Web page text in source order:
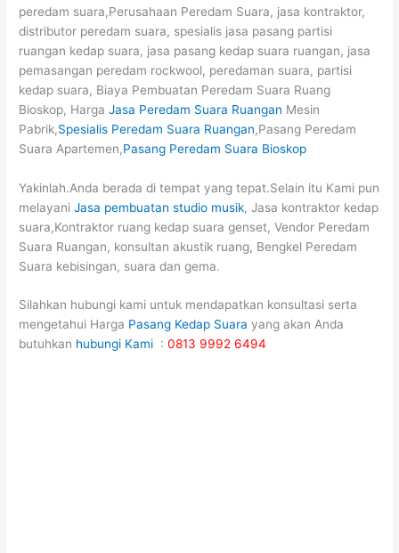
peredam suara,Perusahaan Peredam Suara, jasa kontraktor,
distributor peredam suara, spesialis jasa pasang partisi
ruangan kedap suara, jasa pasang kedap suara ruangan, jasa
pemasangan peredam rockwool, peredaman suara, partisi
kedap suara, Biaya Pembuatan Peredam Suara Ruang
Bioskop, HargaJasa Peredam Suara Ruangan Mesin
Pabrik,Spesialis Peredam Suara Ruangan,Pasang Peredam
Suara Apartemen,Pasang Peredam Suara Bioskop
Yakinlah.Anda berada di tempat yang tepat.Selain itu Kami pun
melayaniJasa pembuatan studio musik, Jasa kontraktor kedap
suara,Kontraktor ruang kedap suara genset, Vendor Peredam
Suara Ruangan, konsultan akustik ruang, Bengkel Peredam
Suara kebisingan, suara dan gema.
Silahkan hubungi kami untuk mendapatkan konsultasi serta
mengetahui Harga Pasang Kedap Suara yang akan Anda
butuhkan hubungi Kami :0813 9992 6494